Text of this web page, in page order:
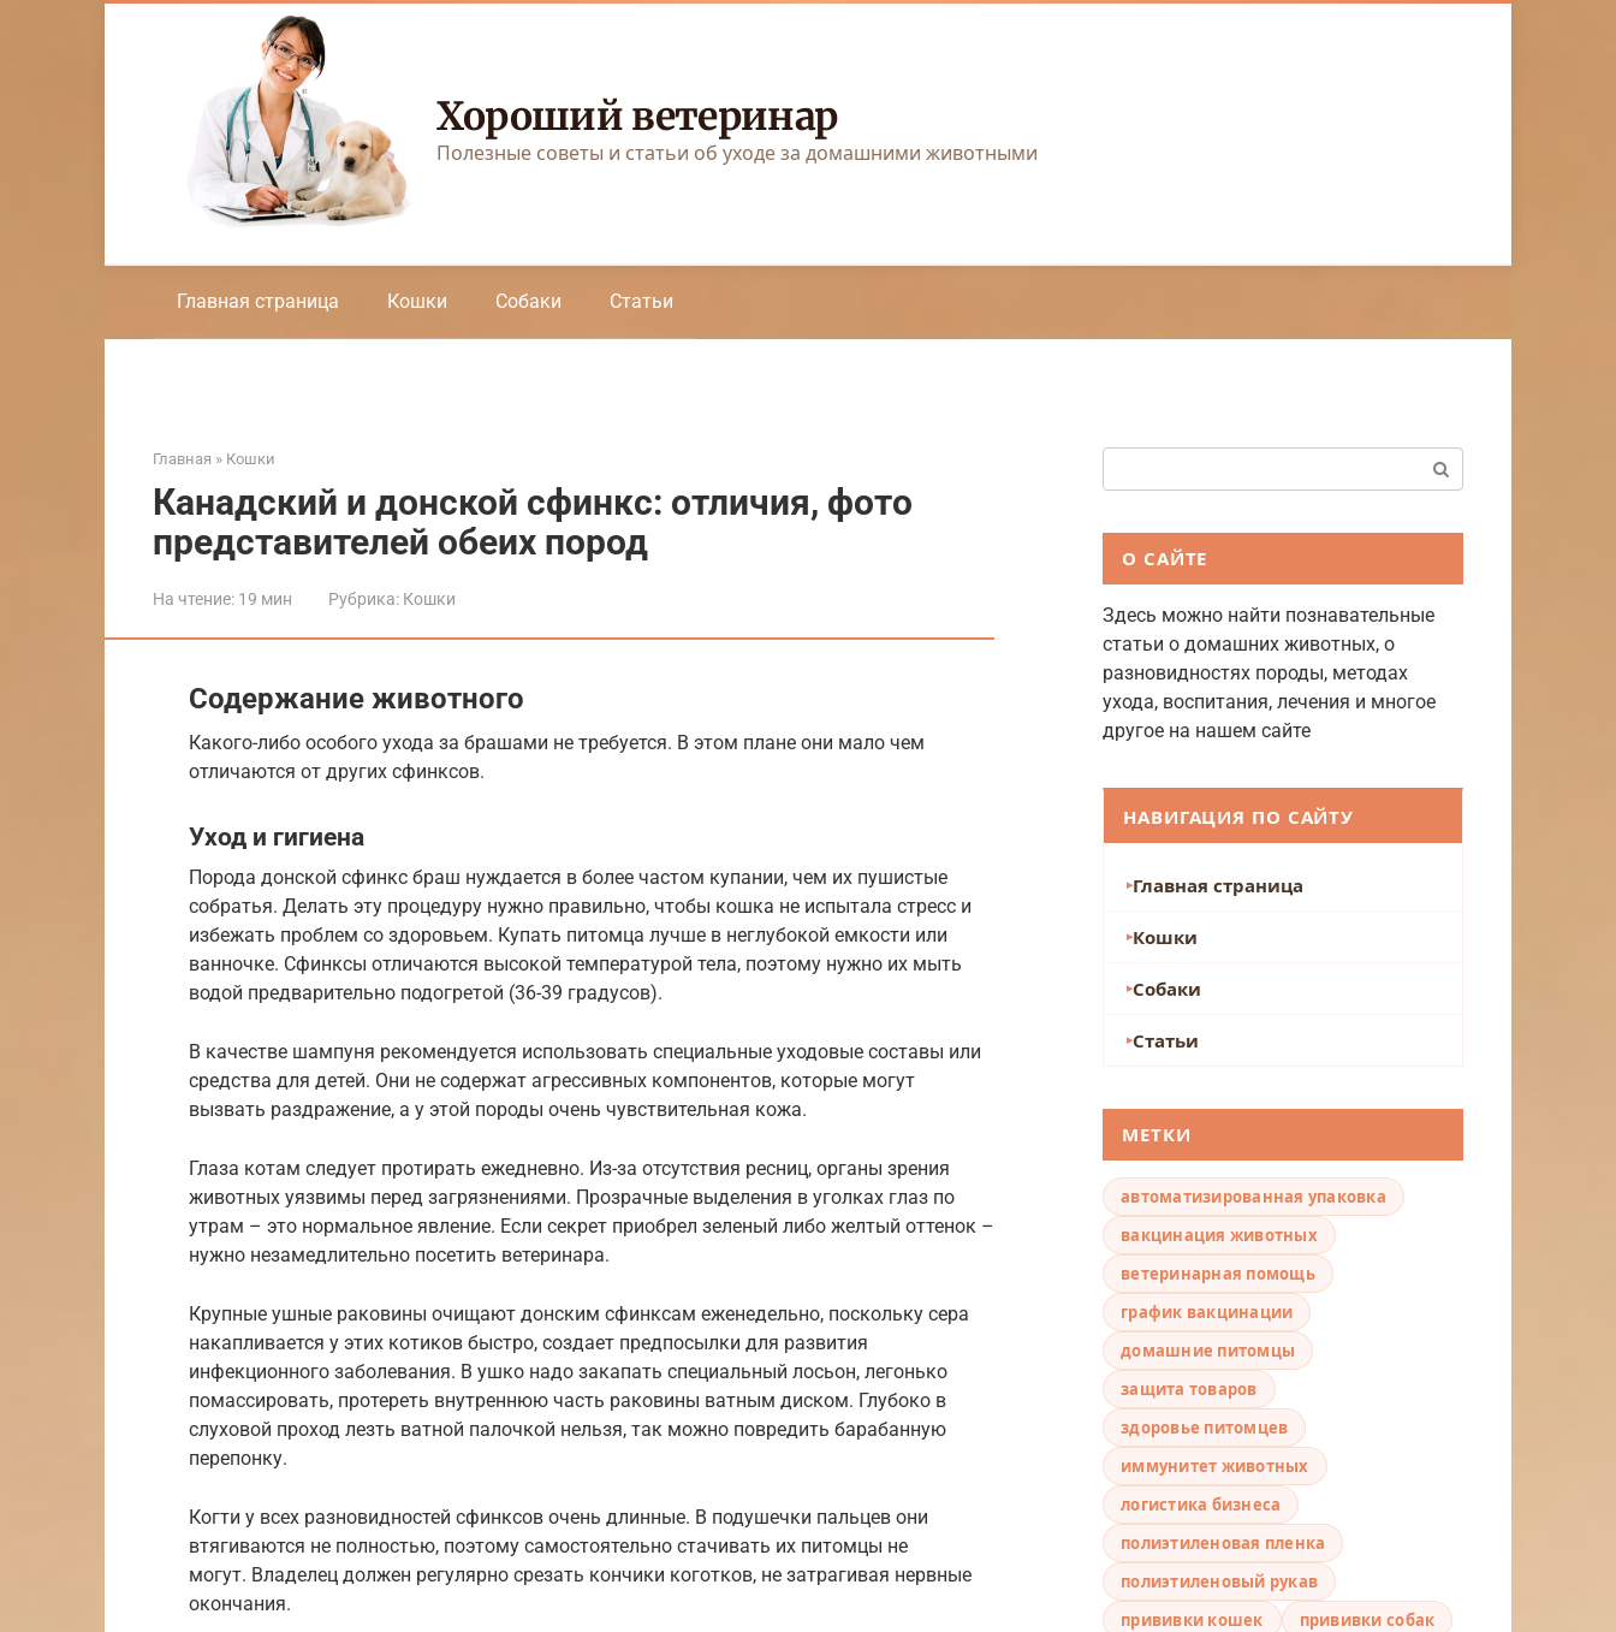
Хороший ветеринар
Полезные советы и статьи об уходе за домашними животными
Главная страница Кошки Собаки Статьи
Главная » Кошки
Канадский и донской сфинкс: отличия, фото
представителей обеих пород
На чтение: 19 мин Рубрика: Кошки
Содержание животного
Какого-либо особого ухода за брашами не требуется. В этом плане они мало чем
отличаются от других сфинксов.
Уход и гигиена
Порода донской сфинкс браш нуждается в более частом купании, чем их пушистые
собратья. Делать эту процедуру нужно правильно, чтобы кошка не испытала стресс и
избежать проблем со здоровьем. Купать питомца лучше в неглубокой емкости или
ванночке. Сфинксы отличаются высокой температурой тела, поэтому нужно их мыть
водой предварительно подогретой (36-39 градусов).
В качестве шампуня рекомендуется использовать специальные уходовые составы или
средства для детей. Они не содержат агрессивных компонентов, которые могут
вызвать раздражение, а у этой породы очень чувствительная кожа.
Глаза котам следует протирать ежедневно. Из-за отсутствия ресниц, органы зрения
животных уязвимы перед загрязнениями. Прозрачные выделения в уголках глаз по
утрам – это нормальное явление. Если секрет приобрел зеленый либо желтый оттенок –
нужно незамедлительно посетить ветеринара.
Крупные ушные раковины очищают донским сфинксам еженедельно, поскольку сера
накапливается у этих котиков быстро, создает предпосылки для развития
инфекционного заболевания. В ушко надо закапать специальный лосьон, легонько
помассировать, протереть внутреннюю часть раковины ватным диском. Глубоко в
слуховой проход лезть ватной палочкой нельзя, так можно повредить барабанную
перепонку.
Когти у всех разновидностей сфинксов очень длинные. В подушечки пальцев они
втягиваются не полностью, поэтому самостоятельно стачивать их питомцы не
могут. Владелец должен регулярно срезать кончики коготков, не затрагивая нервные
окончания.
О САЙТЕ
Здесь можно найти познавательные
статьи о домашних животных, о
разновидностях породы, методах
ухода, воспитания, лечения и многое
другое на нашем сайте
НАВИГАЦИЯ ПО САЙТУ
Главная страница
Кошки
Собаки
Статьи
МЕТКИ
автоматизированная упаковка
вакцинация животных
ветеринарная помощь
график вакцинации
домашние питомцы
защита товаров
здоровье питомцев
иммунитет животных
логистика бизнеса
полиэтиленовая пленка
полиэтиленовый рукав
прививки кошек
прививки собак